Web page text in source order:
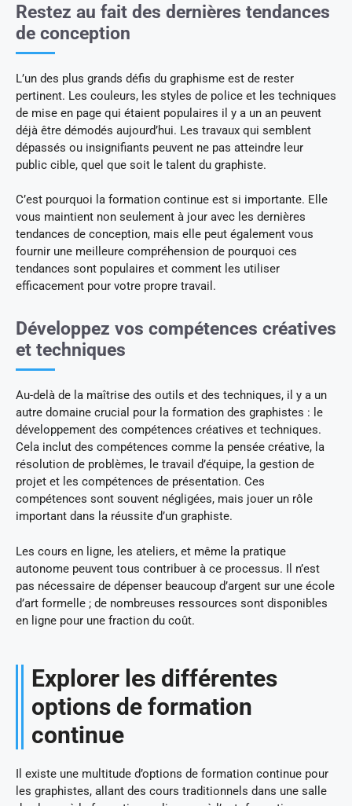
Restez au fait des dernières tendances
de conception
L’un des plus grands défis du graphisme est de rester
pertinent. Les couleurs, les styles de police et les techniques
de mise en page qui étaient populaires il y a un an peuvent
déjà être démodés aujourd’hui. Les travaux qui semblent
dépassés ou insignifiants peuvent ne pas atteindre leur
public cible, quel que soit le talent du graphiste.
C’est pourquoi la formation continue est si importante. Elle
vous maintient non seulement à jour avec les dernières
tendances de conception, mais elle peut également vous
fournir une meilleure compréhension de pourquoi ces
tendances sont populaires et comment les utiliser
efficacement pour votre propre travail.
Développez vos compétences créatives
et techniques
Au-delà de la maîtrise des outils et des techniques, il y a un
autre domaine crucial pour la formation des graphistes : le
développement des compétences créatives et techniques.
Cela inclut des compétences comme la pensée créative, la
résolution de problèmes, le travail d’équipe, la gestion de
projet et les compétences de présentation. Ces
compétences sont souvent négligées, mais jouer un rôle
important dans la réussite d’un graphiste.
Les cours en ligne, les ateliers, et même la pratique
autonome peuvent tous contribuer à ce processus. Il n’est
pas nécessaire de dépenser beaucoup d’argent sur une école
d’art formelle ; de nombreuses ressources sont disponibles
en ligne pour une fraction du coût.
Explorer les différentes
options de formation
continue
Il existe une multitude d’options de formation continue pour
les graphistes, allant des cours traditionnels dans une salle